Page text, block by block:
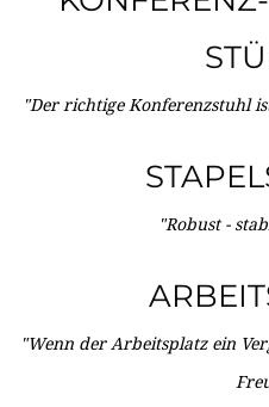
"Der richtige Konferenzstuhl
"Robust -
"Wenn der Arbeitsplatz ein